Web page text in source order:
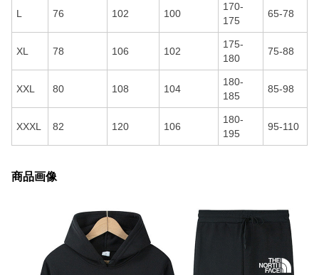
L 76 102 100
170-
175
65-78
XL 78 106 102
175-
180
75-88
XXL 80 108 104
180-
185
85-98
XXXL 82 120 106
180-
195
95-110
商品画像